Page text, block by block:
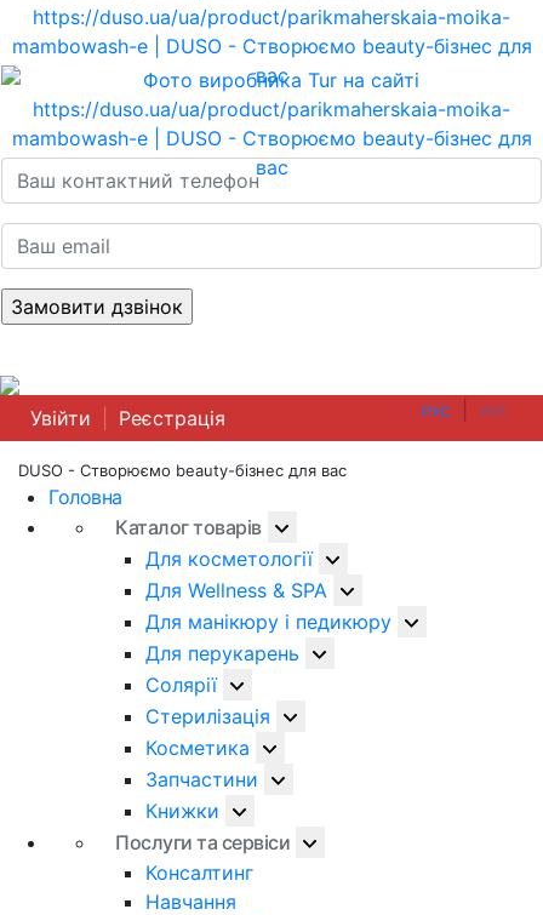
РУС УКР
Увійти Реєстрація
DUSO - Створюємо beauty-бізнес для вас
Головна
Каталог товарів
Для косметології
Для Wellness & SPA
Для манікюру і педикюру
Для перукарень
Солярії
Стерилізація
Косметика
Запчастини
Книжки
Послуги та сервіси
Консалтинг
Навчання